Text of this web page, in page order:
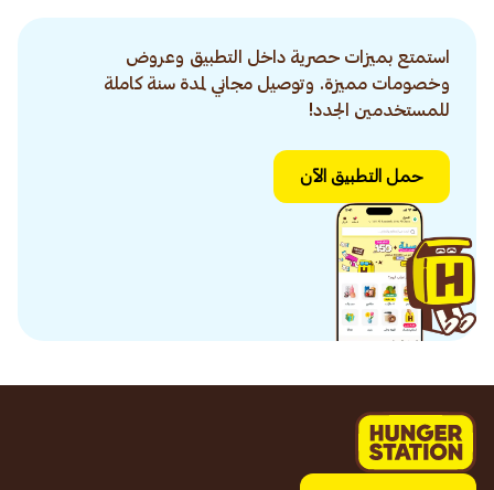
استمتع بميزات حصرية داخل التطبيق وعروض
وخصومات مميزة. وتوصيل مجاني لمدة سنة كاملة
للمستخدمين الجدد!
حمل التطبيق الآن